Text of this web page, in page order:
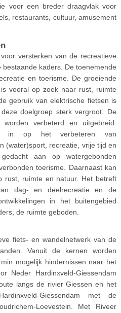
voor een breder draagvlak voor
restaurants, cultuur, amusement
versterken van de recreatieve
kaders. De toenemende
en toerisme. De groeiende
vooral op zoek naar rust, ruimte
gebruik van elektrische fietsen is
doelgroep sterk vergroot. De
worden verbeterd en uitgebreid.
in op het verbeteren van
(water)sport, recreatie, vrije tijd en
aan op watergebonden
toerisme. Daarnaast kan
rust, ruimte en natuur. Het betreft
dag- en deelrecreatie en de
in het buitengebied
de ruimte geboden.
fiets- en wandelnetwerk van de
Vanuit de kernen worden
mogelijk hindernissen naar het
Neder Hardinxveld-Giessendam
langs de rivier Giessen en het
Giessendam met de
Loevestein. Met Riveer